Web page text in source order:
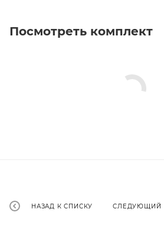
Посмотреть комплект
НАЗАД К СПИСКУ СЛЕДУЮЩИЙ